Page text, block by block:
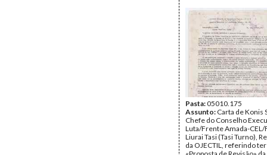
Princesa Negra.
Remetente:Fernando
Destinatário:Mário de
Data:Terça, 27 de Julho
Fundo:Arquivo Mário
Andrade
Tipo Documental:
Página(s):6
Pasta:05010.175
Assunto: Carta de Konis
Chefe do Conselho
Luta/Frente Amada-CEL/
Liurai Tasi (Tasi Turno),
da OJECTIL, referindo